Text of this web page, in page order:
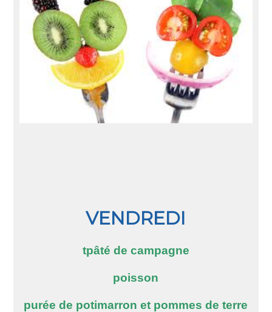
VENDREDI
tpâté de campagne
poisson
purée de potimarron et pommes de terre